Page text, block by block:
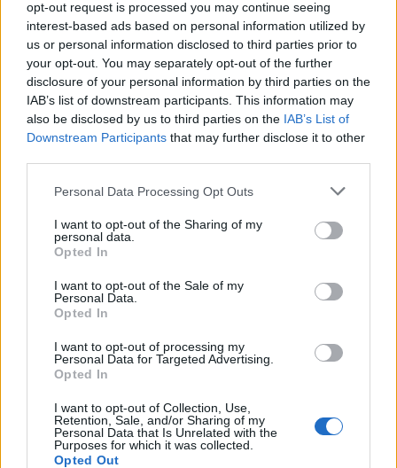
opt-out request is processed you may continue seeing
interest-based ads based on personal information utilized by
us or personal information disclosed to third parties prior to
your opt-out. You may separately opt-out of the further
disclosure of your personal information by third parties on the
IAB’s list of downstream participants. This information may
also be disclosed by us to third parties on the IAB’s List of
Downstream Participants that may further disclose it to other
Please note that this website/app uses one or more Google
not limited to your visit or usage behaviour. You may click to
grant or deny consent to Google and its third-party tags to
use your data for below specified purposes in below Google
consent section.
Personal Data Processing Opt Outs
I want to opt-out of the Sharing of my
personal data.
Opted In
I want to opt-out of the Sale of my
Personal Data.
Opted In
I want to opt-out of processing my
Personal Data for Targeted Advertising.
Opted In
I want to opt-out of Collection, Use,
Retention, Sale, and/or Sharing of my
Personal Data that Is Unrelated with the
Purposes for which it was collected.
Opted Out
Πηγή: ΑΠΕ-ΜΠΕ
Ακολουθήστε τοinsider.gr στο Google News
και μάθετε
πρώτοι όλες τις